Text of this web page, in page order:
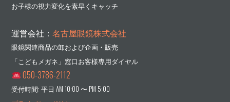
お子様の視力変化を素早くキャッチ
運営会社：名古屋眼鏡株式会社
眼鏡関連商品の卸および企画・販売
「こどもメガネ」窓口お客様専用ダイヤル
050-3786-2112
受付時間: 平日 AM 10:00 〜 PM 5:00